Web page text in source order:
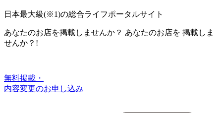
日本最大級(※1)の総合ライフポータルサイト
あなたのお店を掲載しませんか？ あなたのお店を 掲載しま
せんか？!
無料掲載・
内容変更のお申し込み